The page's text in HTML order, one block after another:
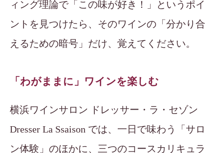
ィング理論で「この味が好き！」というポイ
ントを見つけたら、そのワインの「分かり合
えるための暗号」だけ、覚えてください。
「わがままに」ワインを楽しむ
横浜ワインサロン ドレッサー・ラ・セゾン
Dresser La Ssaison では、一日で味わう「サロ
ン体験」のほかに、三つのコースカリキュラ